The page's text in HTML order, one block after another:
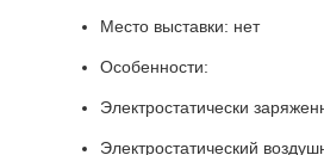
Место выставки: нет
Особенности:
Электростатически
Электростатический